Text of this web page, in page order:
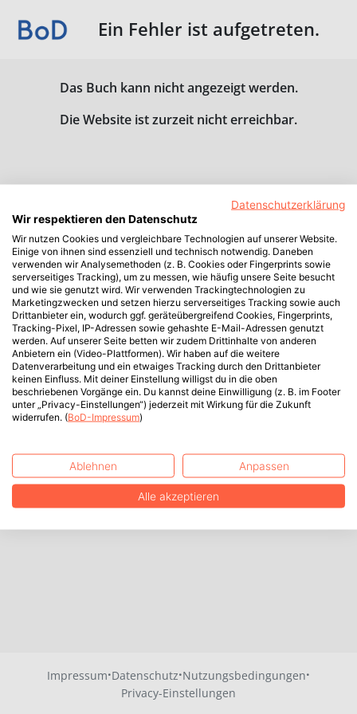
Ein Fehler ist aufgetreten.
Das Buch kann nicht angezeigt werden.
Die Website ist zurzeit nicht erreichbar.
Impressum·Datenschutz·Nutzungsbedingungen·
Privacy-Einstellungen
Datenschutzerklärung
Wir respektieren den Datenschutz
Wir nutzen Cookies und vergleichbare Technologien auf unserer Website.
Einige von ihnen sind essenziell und technisch notwendig. Daneben
verwenden wir Analysemethoden (z. B. Cookies oder Fingerprints sowie
serverseitiges Tracking), um zu messen, wie häufig unsere Seite besucht
und wie sie genutzt wird. Wir verwenden Trackingtechnologien zu
Marketingzwecken und setzen hierzu serverseitiges Tracking sowie auch
Drittanbieter ein, wodurch ggf. geräteübergreifend Cookies, Fingerprints,
Tracking-Pixel, IP-Adressen sowie gehashte E-Mail-Adressen genutzt
werden. Auf unserer Seite betten wir zudem Drittinhalte von anderen
Anbietern ein (Video-Plattformen). Wir haben auf die weitere
Datenverarbeitung und ein etwaiges Tracking durch den Drittanbieter
keinen Einfluss. Mit deiner Einstellung willigst du in die oben
beschriebenen Vorgänge ein. Du kannst deine Einwilligung (z. B. im Footer
unter „Privacy-Einstellungen“) jederzeit mit Wirkung für die Zukunft
widerrufen. (BoD-Impressum)
Ablehnen Anpassen
Alle akzeptieren